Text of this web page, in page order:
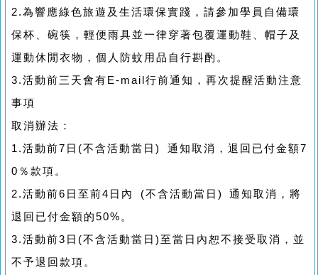
2.為響應綠色旅遊及生活環保實踐，請參加學員自備環
保杯、碗筷，輕便雨具並一律穿著包覆運動鞋、帽子及
運動休閒衣物，個人防蚊用品自行斟酌。
3.活動前三天會有E-mail行前通知，再次提醒活動注意
事項
取消辦法：
1.活動前7日(不含活動當日) 通知取消，退回已付金額7
0％款項。
2.活動前6日至前4日內 (不含活動當日) 通知取消，將
退回已付金額的50%。
3.活動前3日(不含活動當日)至當日內恕不接受取消，並
不予退回款項。